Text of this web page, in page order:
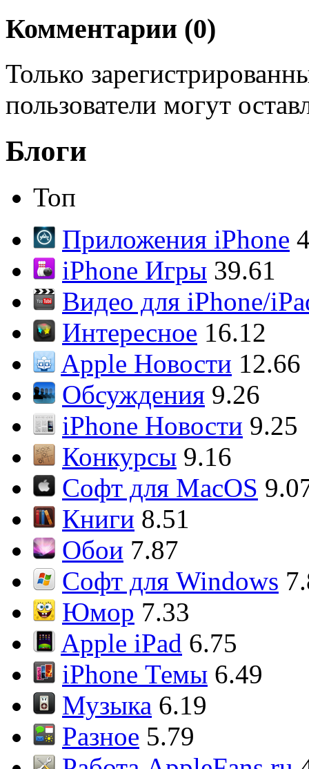
Комментарии (0)
Только
пользователи могут
Блоги
Топ
Приложения iPhone
iPhone Игры 39.61
Видео для iPhone/
Интересное 16.12
Apple Новости 12.66
Обсуждения 9.26
iPhone Новости 9.25
Конкурсы 9.16
Софт для MacOS
Книги 8.51
Обои 7.87
Софт для Windows
Юмор 7.33
Apple iPad 6.75
iPhone Темы 6.49
Музыка 6.19
Разное 5.79